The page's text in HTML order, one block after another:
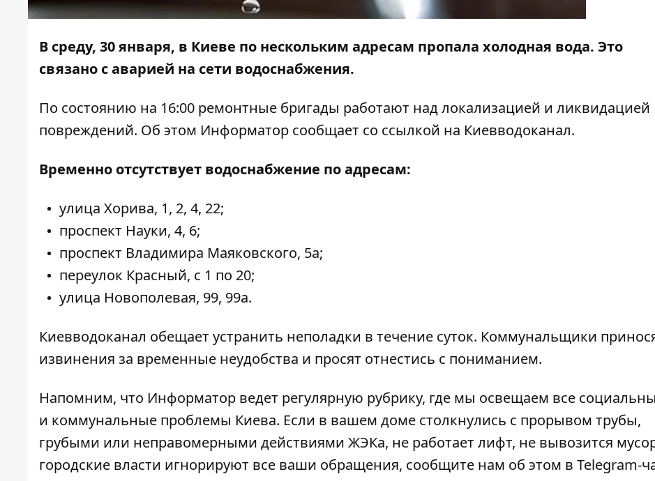
В среду, 30 января, в Киеве по нескольким адресам пропала холодная вода. Это
связано с аварией на сети водоснабжения.
По состоянию на 16:00 ремонтные бригады работают над локализацией и ликвидацией
повреждений. Об этом Информатор сообщает со ссылкой на Киевводоканал.
Временно отсутствует водоснабжение по адресам:
улица Хорива, 1, 2, 4, 22;
проспект Науки, 4, 6;
проспект Владимира Маяковского, 5а;
переулок Красный, с 1 по 20;
улица Новополевая, 99, 99а.
Киевводоканал обещает устранить неполадки в течение суток. Коммунальщики
извинения за временные неудобства и просят отнестись с пониманием.
Напомним, что Информатор ведет регулярную рубрику, где мы освещаем все
и коммунальные проблемы Киева. Если в вашем доме столкнулись с прорывом трубы,
грубыми или неправомерными действиями ЖЭКа, не работает лифт, не вывозится
городские власти игнорируют все ваши обращения, сообщите нам об этом в Telegram-